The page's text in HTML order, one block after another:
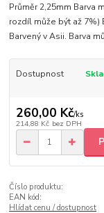
Průměr 2,25mm Barva
rozdíl může být až 7%)
Barvený v Asii. Barva
Dostupnost
260,00 Kč/ks
214,88 Kč bez DPH
Číslo produktu:
EAN kód:
Hlídat cenu / dostupnost